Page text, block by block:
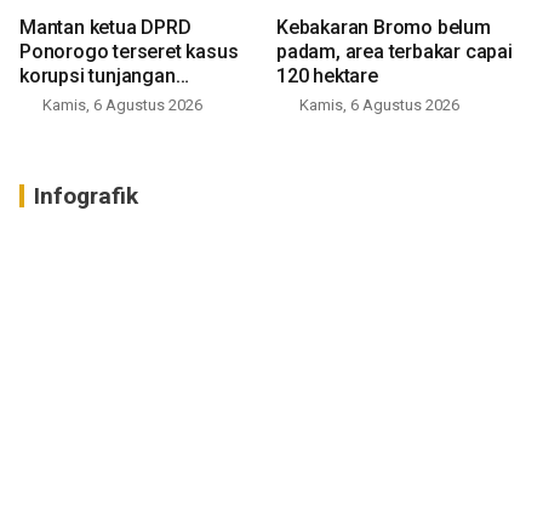
Mantan ketua DPRD
Ponorogo terseret kasus
korupsi tunjangan
perumahan
Kamis, 6 Agustus 2026
Kebakaran Bromo belum
padam, area terbakar capai
120 hektare
Kamis, 6 Agustus 2026
Infografik